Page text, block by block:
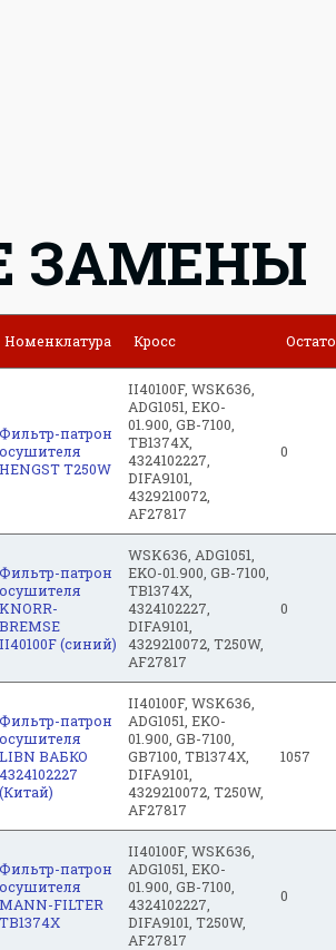
ЗАМЕНЫ
Номенклатура Кросс
Фильтр-патрон
осушителя
HENGST T250W
II40100F, WSK636,
ADG1051, EKO-
01.900, GB-7100,
TB1374X,
4324102227,
DIFA9101,
4329210072,
AF27817
0
Фильтр-патрон
осушителя
KNORR-
BREMSE
II40100F (синий)
WSK636, ADG1051,
EKO-01.900, GB-7100,
TB1374X,
4324102227,
DIFA9101,
4329210072, T250W,
AF27817
0
Фильтр-патрон
осушителя
LIBN ВАБКО
4324102227
(Китай)
II40100F, WSK636,
ADG1051, EKO-
01.900, GB-7100,
GB7100, TB1374X,
DIFA9101,
4329210072, T250W,
AF27817
1057
Фильтр-патрон
осушителя
MANN-FILTER
TB1374X
II40100F, WSK636,
ADG1051, EKO-
01.900, GB-7100,
4324102227,
DIFA9101, T250W,
AF27817
0